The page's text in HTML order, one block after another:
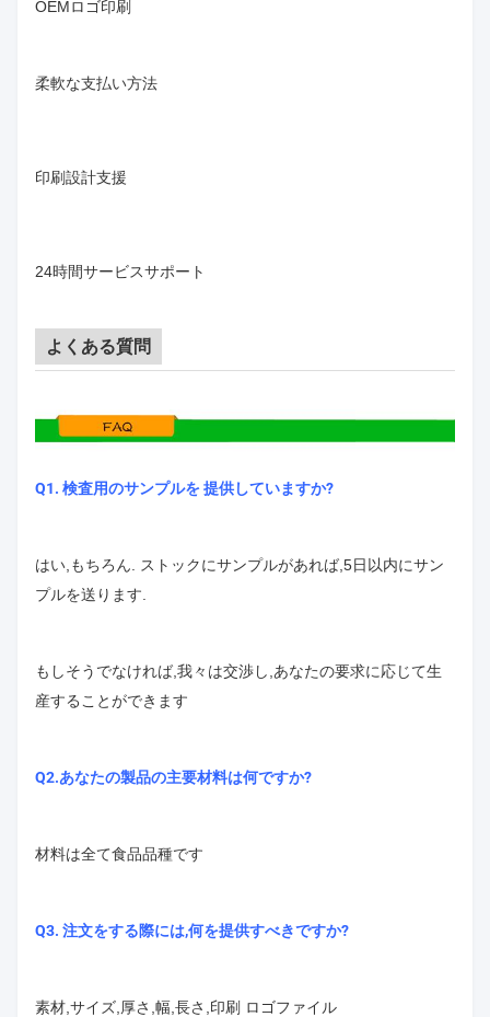
OEMロゴ印刷
柔軟な支払い方法
印刷設計支援
24時間サービスサポート
よくある質問
Q1. 検査用のサンプルを 提供していますか?
はい,もちろん. ストックにサンプルがあれば,5日以内にサン
プルを送ります.
もしそうでなければ,我々は交渉し,あなたの要求に応じて生
産することができます
Q2.あなたの製品の主要材料は何ですか?
材料は全て食品品種です
Q3. 注文をする際には,何を提供すべきですか?
素材,サイズ,厚さ,幅,長さ,印刷 ロゴファイル